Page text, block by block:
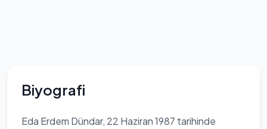
Biyografi
Eda Erdem Dündar, 22 Haziran 1987 tarihinde